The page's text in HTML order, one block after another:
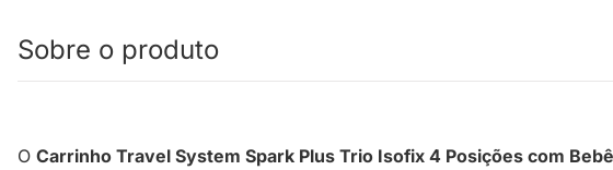
Sobre o produto
O Carrinho Travel System Spark Plus Trio Isofix 4 Posições com